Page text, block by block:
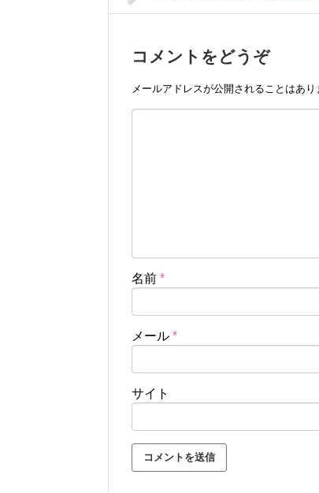
コメントをどうぞ
メールアドレスが公開されることはあり
名前 *
メール *
サイト